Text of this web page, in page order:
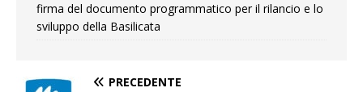
firma del documento programmatico per il rilancio e lo
sviluppo della Basilicata
PRECEDENTE